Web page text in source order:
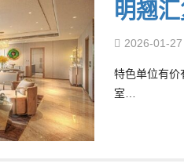
明翘
2026-01-27
特色单位有价
室…